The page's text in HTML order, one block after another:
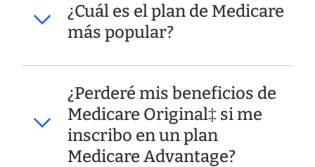
¿Cuál es el plan de Medicare
más popular?
¿Perderé mis beneficios de
Medicare Original‡ si me
inscribo en un plan
Medicare Advantage?